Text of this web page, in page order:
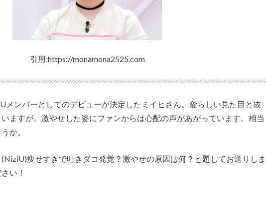
引用:https://monamona2525.com
メンバーとしてのデビューが決定したミイヒさん。愛らしい見た目と抜
ますが、激やせした姿にファンからは心配の声があがっています。相当
か。
痩せすぎで吐きダコ発覚？激やせの原因は何？と題してお送りしま
い！